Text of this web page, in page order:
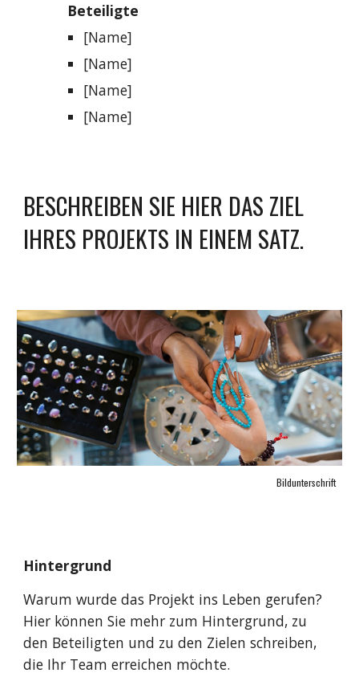
Beteiligte
[Name]
[Name]
[Name]
[Name]
BESCHREIBEN SIE HIER DAS ZIEL
IHRES PROJEKTS IN EINEM SATZ.
Bildunterschrift
Hintergrund
Warum wurde das Projekt ins Leben gerufen?
Hier können Sie mehr zum Hintergrund, zu
den Beteiligten und zu den Zielen schreiben,
die Ihr Team erreichen möchte.